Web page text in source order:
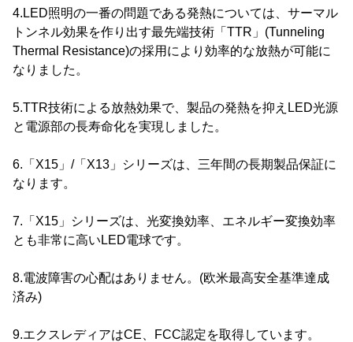
4.LED照明の一番の問題である発熱については、サーマル
トンネル効果を作り出す最先端技術「TTR」(Tunneling
Thermal Resistance)の採用により効率的な放熱が可能に
なりました。
5.TTR技術による放熱効果で、製品の発熱を抑えLED光源
と電源部の長寿命化を実現しました。
6.「X15」/「X13」シリーズは、三年間の長期製品保証に
なります。
7.「X15」シリーズは、光変換効率、エネルギー変換効率
とも非常に高いLED電球です。
8.電波障害の心配はありません。(欧米最高安全基準達成
済み)
9.エクスレディアはCE、FCC認定を取得しています。